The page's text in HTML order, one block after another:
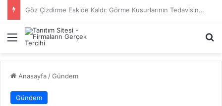
Başiskele Acil Çilingir Hizmeti İçin Doğru Adres Neresi?
Menü
Anasayfa /Gündem
Gündem